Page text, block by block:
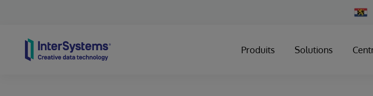
Change
Country
Produits Solutions